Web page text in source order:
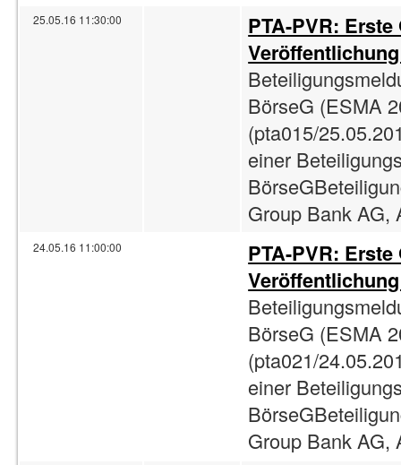
25.05.16 11:30:00
PTA-PVR:
BörseG (ESMA
(pta015/
einer
Group Bank AG,
24.05.16 11:00:00
PTA-PVR:
BörseG (ESMA
(pta021/
einer
Group Bank AG,